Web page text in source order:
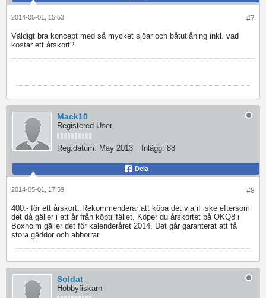
#7
2014-05-01, 15:53
Väldigt bra koncept med så mycket sjöar och båtutlåning inkl. vad
kostar ett årskort?
Mack10
Registered User
Reg.datum: May 2013 Inlägg: 88
Dela
#8
2014-05-01, 17:59
400:- för ett årskort. Rekommenderar att köpa det via iFiske eftersom
det då gäller i ett år från köptillfället. Köper du årskortet på OKQ8 i
Boxholm gäller det för kalenderåret 2014. Det går garanterat att få
stora gäddor och abborrar.
Soldat
Hobbyfiskarn